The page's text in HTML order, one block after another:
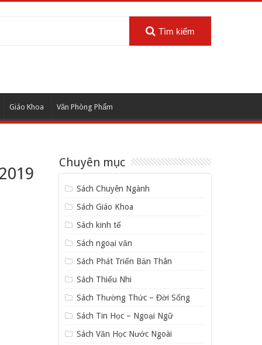
Tìm kiếm
Giáo Khoa Văn Phòng Phẩm
Chuyên mục
Sách Chuyên Ngành
Sách Giáo Khoa
Sách kinh tế
Sách ngoại văn
Sách Phát Triển Bản Thân
Sách Thiếu Nhi
Sách Thường Thức – Đời Sống
Sách Tin Học – Ngoại Ngữ
Sách Văn Học Nước Ngoài